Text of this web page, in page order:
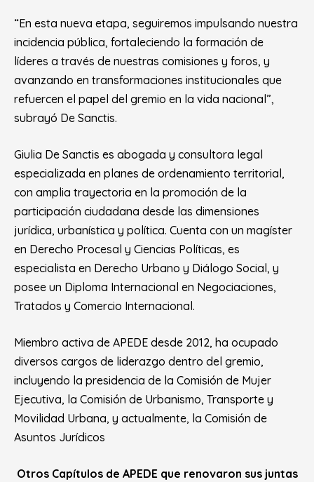
“En esta nueva etapa, seguiremos impulsando nuestra
incidencia pública, fortaleciendo la formación de
líderes a través de nuestras comisiones y foros, y
avanzando en transformaciones institucionales que
refuercen el papel del gremio en la vida nacional”,
subrayó De Sanctis.
Giulia De Sanctis es abogada y consultora legal
especializada en planes de ordenamiento territorial,
con amplia trayectoria en la promoción de la
participación ciudadana desde las dimensiones
jurídica, urbanística y política. Cuenta con un magíster
en Derecho Procesal y Ciencias Políticas, es
especialista en Derecho Urbano y Diálogo Social, y
posee un Diploma Internacional en Negociaciones,
Tratados y Comercio Internacional.
Miembro activa de APEDE desde 2012, ha ocupado
diversos cargos de liderazgo dentro del gremio,
incluyendo la presidencia de la Comisión de Mujer
Ejecutiva, la Comisión de Urbanismo, Transporte y
Movilidad Urbana, y actualmente, la Comisión de
Asuntos Jurídicos
Otros Capítulos de APEDE que renovaron sus juntas